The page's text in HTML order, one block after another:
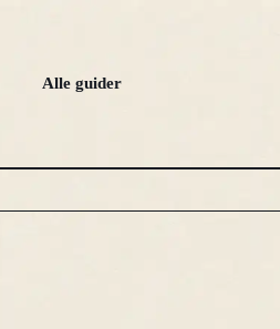
Alle guider